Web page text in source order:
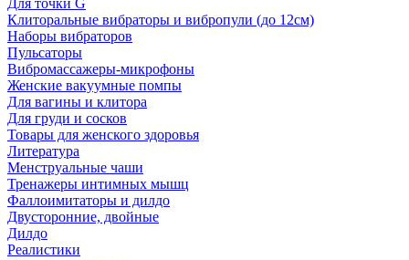
Для точки G
Клиторальные вибраторы и вибропули (до 12см)
Наборы вибраторов
Пульсаторы
Вибромассажеры-микрофоны
Женские вакуумные помпы
Для вагины и клитора
Для груди и сосков
Товары для женского здоровья
Литература
Менструальные чаши
Тренажеры интимных мышц
Фаллоимитаторы и дилдо
Двусторонние, двойные
Дилдо
Реалистики